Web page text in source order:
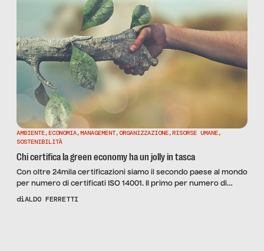
AMBIENTE,ECONOMIA,MANAGEMENT,ORGANIZZAZIONE,RISORSE UMANE,
SOSTENIBILITÀ
Chi certifica la green economy ha un jolly in tasca
Con oltre 24mila certificazioni siamo il secondo paese al mondo
per numero di certificati ISO 14001. Il primo per numero di
certificazioni di prodotto EPD, il terzo per Ecolabel ed EMAS.
diALDO FERRETTI